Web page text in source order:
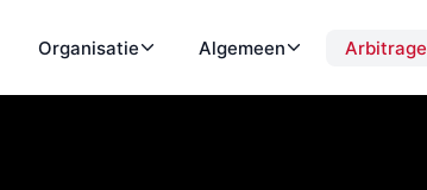
Organisatie Algemeen Arbitrage